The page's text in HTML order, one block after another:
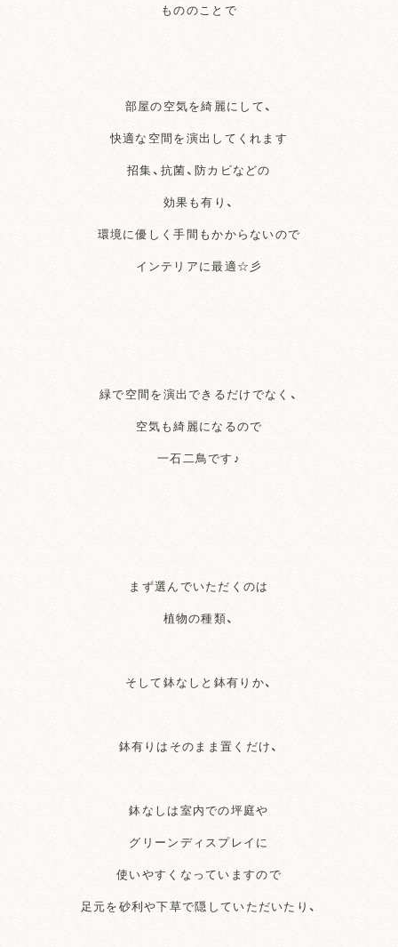
もののことで
部屋の空気を綺麗にして、
快適な空間を演出してくれます
招集、抗菌、防カビなどの
効果も有り、
環境に優しく手間もかからないので
インテリアに最適☆彡
緑で空間を演出できるだけでなく、
空気も綺麗になるので
一石二鳥です♪
まず選んでいただくのは
植物の種類、
そして鉢なしと鉢有りか、
鉢有りはそのまま置くだけ、
鉢なしは室内での坪庭や
グリーンディスプレイに
使いやすくなっていますので
足元を砂利や下草で隠していただいたり、